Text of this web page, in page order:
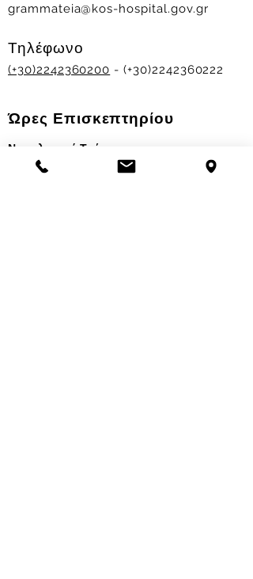
grammateia@kos-hospital.gov.gr
Τηλέφωνο
(+30)2242360200 - (+30)2242360222
Ώρες Επισκεπτηρίου
Νοσηλευτικά Τμήματα
Χειμερινό ωράριο: 11.00-13.00
17.30-19.30